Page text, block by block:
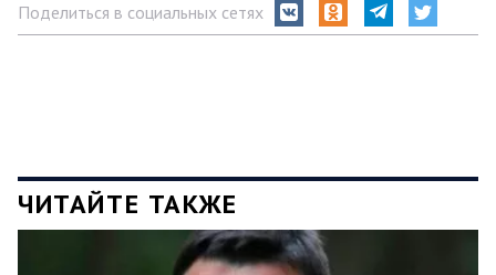
Поделиться в социальных сетях
ЧИТАЙТЕ ТАКЖЕ